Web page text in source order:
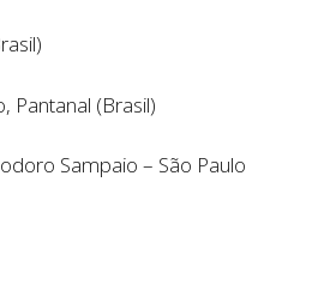
Pantanal (Brasil)
Sampaio – São Paulo